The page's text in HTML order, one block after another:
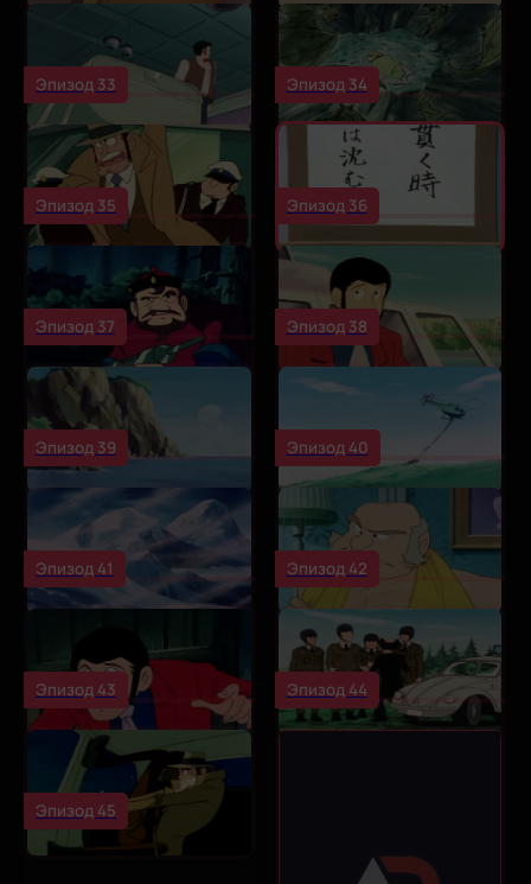
Эпизод 33 Эпизод 34
Эпизод 35 Эпизод 36
Эпизод 37 Эпизод 38
Эпизод 39 Эпизод 40
Эпизод 41 Эпизод 42
Эпизод 43 Эпизод 44
Эпизод 45